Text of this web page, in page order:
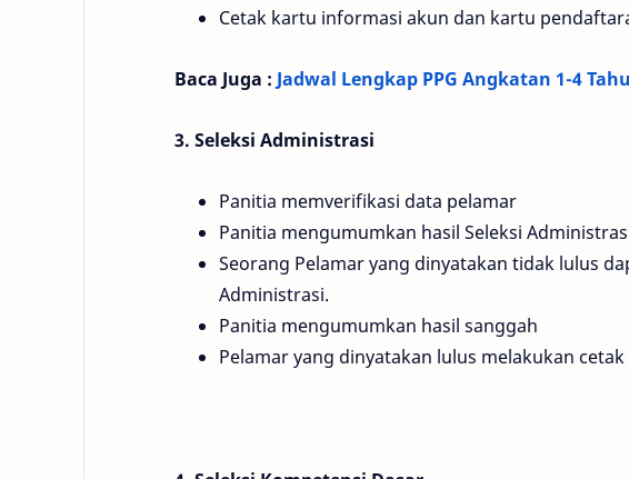
Cetak kartu informasi akun dan kartu
Baca Juga : Jadwal Lengkap PPG Angkatan 1-4
3. Seleksi Administrasi
Panitia memverifikasi data pelamar
Panitia mengumumkan hasil Seleksi
Seorang Pelamar yang dinyatakan tidak lulus
Administrasi.
Panitia mengumumkan hasil sanggah
Pelamar yang dinyatakan lulus melakukan